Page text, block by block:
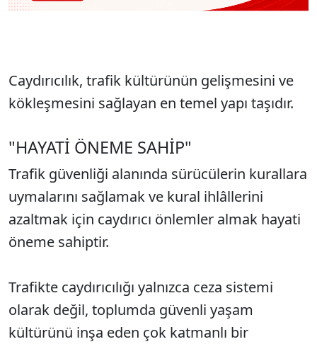
Caydırıcılık, trafik kültürünün gelişmesini ve
kökleşmesini sağlayan en temel yapı taşıdır.
"HAYATİ ÖNEME SAHİP"
Trafik güvenliği alanında sürücülerin kurallara
uymalarını sağlamak ve kural ihlâllerini
azaltmak için caydırıcı önlemler almak hayati
öneme sahiptir.
Trafikte caydırıcılığı yalnızca ceza sistemi
olarak değil, toplumda güvenli yaşam
kültürünü inşa eden çok katmanlı bir